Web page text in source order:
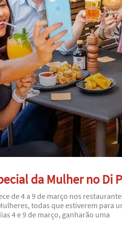
da Mulher no Di
de 4 a 9 de março nos
todas que estiverem para
4 e 9 de março, ganharão uma